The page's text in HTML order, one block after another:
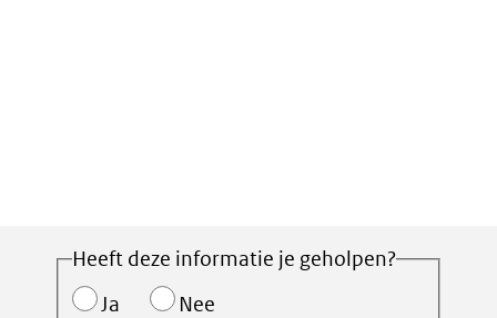
Heeft deze informatie je geholpen?
Ja
Nee